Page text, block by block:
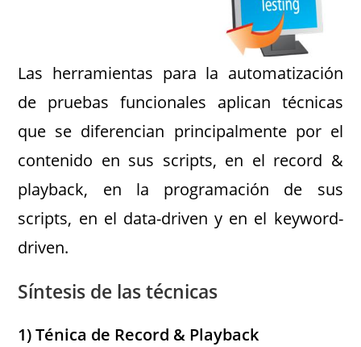
Las herramientas para la automatización
de pruebas funcionales aplican técnicas
que se diferencian principalmente por el
contenido en sus scripts, en el record &
playback, en la programación de sus
scripts, en el data-driven y en el keyword-
driven.
Síntesis de las técnicas
1) Ténica de Record & Playback